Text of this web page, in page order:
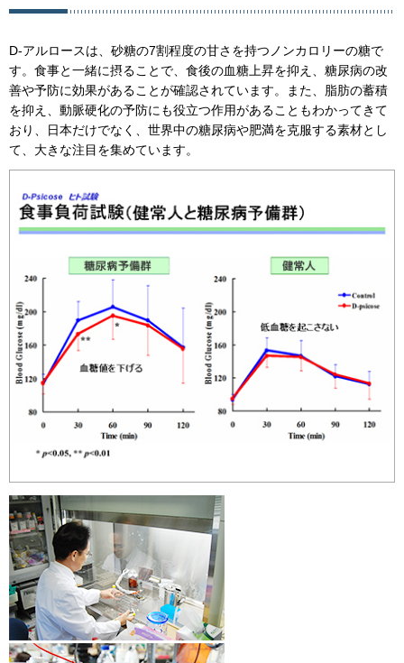
D-アルロースは、砂糖の7割程度の甘さを持つノンカロリーの糖で
す。食事と一緒に摂ることで、食後の血糖上昇を抑え、糖尿病の改
善や予防に効果があることが確認されています。また、脂肪の蓄積
を抑え、動脈硬化の予防にも役立つ作用があることもわかってきて
おり、日本だけでなく、世界中の糖尿病や肥満を克服する素材とし
て、大きな注目を集めています。